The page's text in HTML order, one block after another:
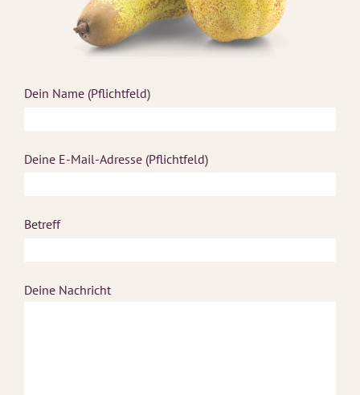
Dein Name (Pflichtfeld)
Deine E-Mail-Adresse (Pflichtfeld)
Betreff
Deine Nachricht